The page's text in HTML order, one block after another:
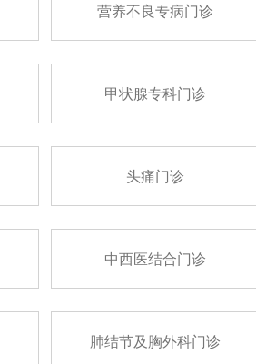
营养不良专病门诊
甲状腺专科门诊
头痛门诊
中西医结合门诊
肺结节及胸外科门诊